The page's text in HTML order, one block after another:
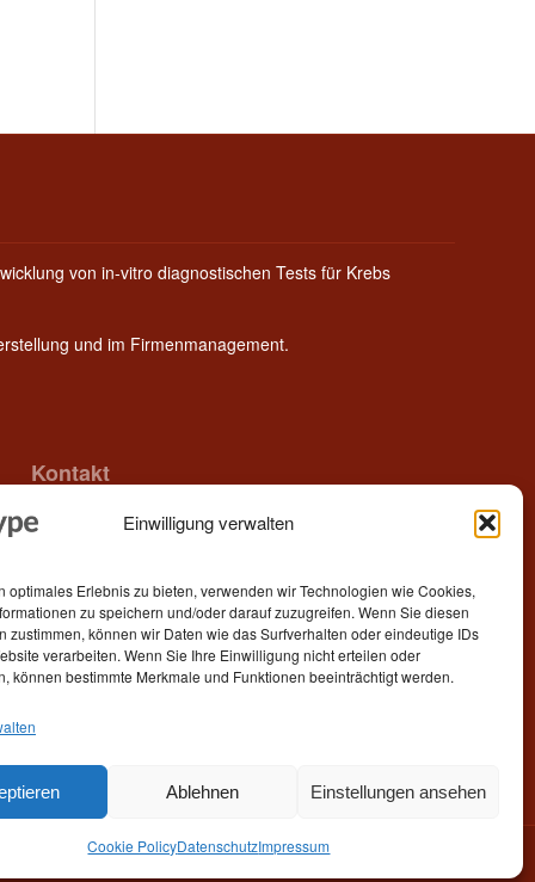
Einwilligung verwalten
optimales Erlebnis zu bieten, verwenden wir Technologien wie Cookies,
zu speichern und/oder darauf zuzugreifen. Wenn Sie diesen
zustimmen, können wir Daten wie das Surfverhalten oder eindeutige IDs
verarbeiten. Wenn Sie Ihre Einwilligung nicht erteilen oder
können bestimmte Merkmale und Funktionen beeinträchtigt werden.
Ablehnen Einstellungen ansehen
Cookie PolicyDatenschutzImpressum
von in-vitro diagnostischen Tests für Krebs
und im Firmenmanagement.
Kontakt
Epitype GmbH
07749 Jena
Germany
Telefon: +49 (0)3641 5548500
Internet:
Start Kontaktaufnahme Impressum